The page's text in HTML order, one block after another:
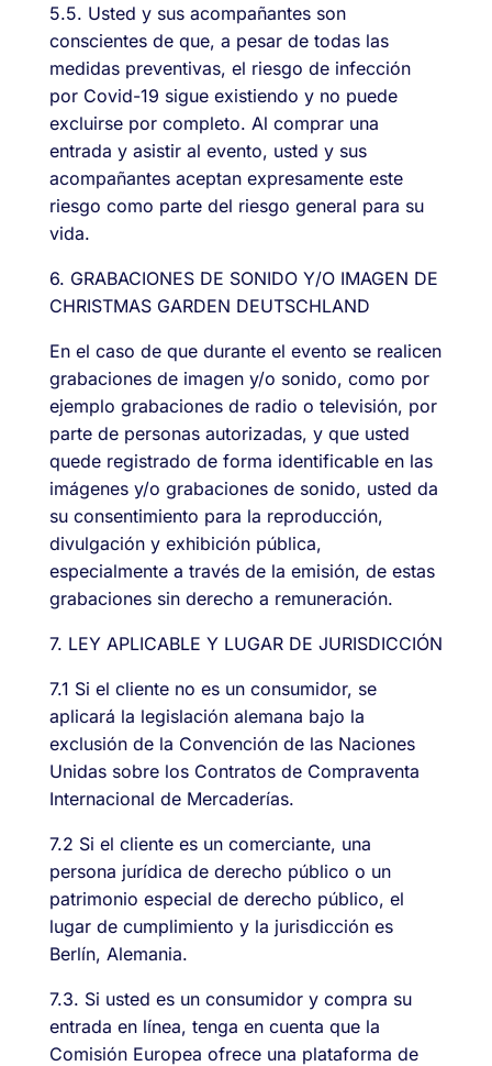
5.5. Usted y sus acompañantes son
conscientes de que, a pesar de todas las
medidas preventivas, el riesgo de infección
por Covid-19 sigue existiendo y no puede
excluirse por completo. Al comprar una
entrada y asistir al evento, usted y sus
acompañantes aceptan expresamente este
riesgo como parte del riesgo general para su
vida.
6. GRABACIONES DE SONIDO Y/O IMAGEN DE
CHRISTMAS GARDEN DEUTSCHLAND
En el caso de que durante el evento se realicen
grabaciones de imagen y/o sonido, como por
ejemplo grabaciones de radio o televisión, por
parte de personas autorizadas, y que usted
quede registrado de forma identificable en las
imágenes y/o grabaciones de sonido, usted da
su consentimiento para la reproducción,
divulgación y exhibición pública,
especialmente a través de la emisión, de estas
grabaciones sin derecho a remuneración.
7. LEY APLICABLE Y LUGAR DE JURISDICCIÓN
7.1 Si el cliente no es un consumidor, se
aplicará la legislación alemana bajo la
exclusión de la Convención de las Naciones
Unidas sobre los Contratos de Compraventa
Internacional de Mercaderías.
7.2 Si el cliente es un comerciante, una
persona jurídica de derecho público o un
patrimonio especial de derecho público, el
lugar de cumplimiento y la jurisdicción es
Berlín, Alemania.
7.3. Si usted es un consumidor y compra su
entrada en línea, tenga en cuenta que la
Comisión Europea ofrece una plataforma de